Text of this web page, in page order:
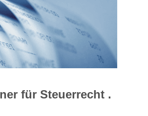
für Steuerrecht .